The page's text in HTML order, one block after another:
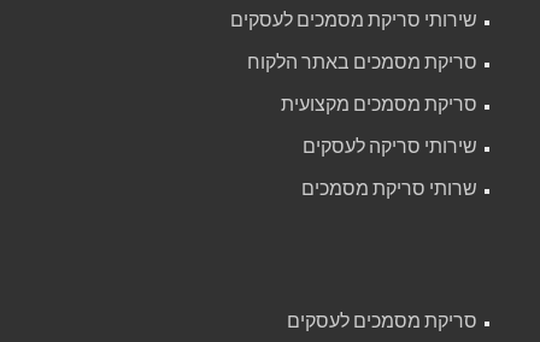
שירותי סריקת מסמכים לעסקים
סריקת מסמכים באתר הלקוח
סריקת מסמכים מקצועית
שירותי סריקה לעסקים
שרותי סריקת מסמכים
סריקת מסמכים לעסקים